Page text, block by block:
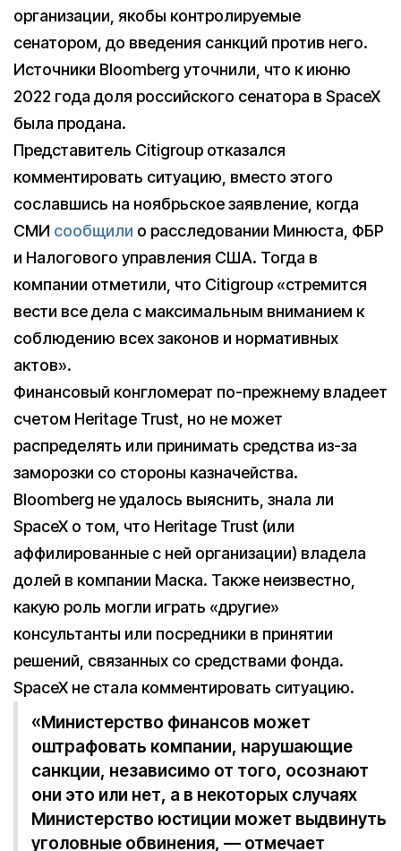
организации, якобы контролируемые
сенатором, до введения санкций против него.
Источники Bloomberg уточнили, что к июню
2022 года доля российского сенатора в SpaceX
была продана.
Представитель Citigroup отказался
комментировать ситуацию, вместо этого
сославшись на ноябрьское заявление, когда
СМИ сообщили о расследовании Минюста, ФБР
и Налогового управления США. Тогда в
компании отметили, что Citigroup «стремится
вести все дела с максимальным вниманием к
соблюдению всех законов и нормативных
актов».
Финансовый конгломерат по-прежнему владеет
счетом Heritage Trust, но не может
распределять или принимать средства из-за
заморозки со стороны казначейства.
Bloomberg не удалось выяснить, знала ли
SpaceX о том, что Heritage Trust (или
аффилированные с ней организации) владела
долей в компании Маска. Также неизвестно,
какую роль могли играть «другие»
консультанты или посредники в принятии
решений, связанных со средствами фонда.
SpaceX не стала комментировать ситуацию.
«Министерство финансов может
оштрафовать компании, нарушающие
санкции, независимо от того, осознают
они это или нет, а в некоторых случаях
Министерство юстиции может выдвинуть
уголовные обвинения, — отмечает